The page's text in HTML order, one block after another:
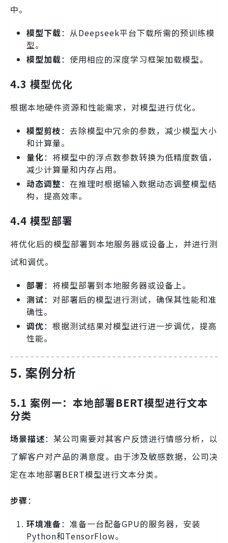
中。
模型下载：从Deepseek平台下载所需的预训练模
型。
模型加载：使用相应的深度学习框架加载模型。
4.3 模型优化
根据本地硬件资源和性能需求，对模型进行优化。
模型剪枝：去除模型中冗余的参数，减少模型大小
和计算量。
量化：将模型中的浮点数参数转换为低精度数值，
减少计算量和内存占用。
动态调整：在推理时根据输入数据动态调整模型结
构，提高效率。
4.4 模型部署
将优化后的模型部署到本地服务器或设备上，并进行测
试和调优。
部署：将模型部署到本地服务器或设备上。
测试：对部署后的模型进行测试，确保其性能和准
确性。
调优：根据测试结果对模型进行进一步调优，提高
性能。
5. 案例分析
5.1 案例一：本地部署BERT模型进行文本
分类
场景描述：某公司需要对其客户反馈进行情感分析，以
了解客户对产品的满意度。由于涉及敏感数据，公司决
定在本地部署BERT模型进行文本分类。
步骤：
环境准备：准备一台配备GPU的服务器，安装
Python和TensorFlow。